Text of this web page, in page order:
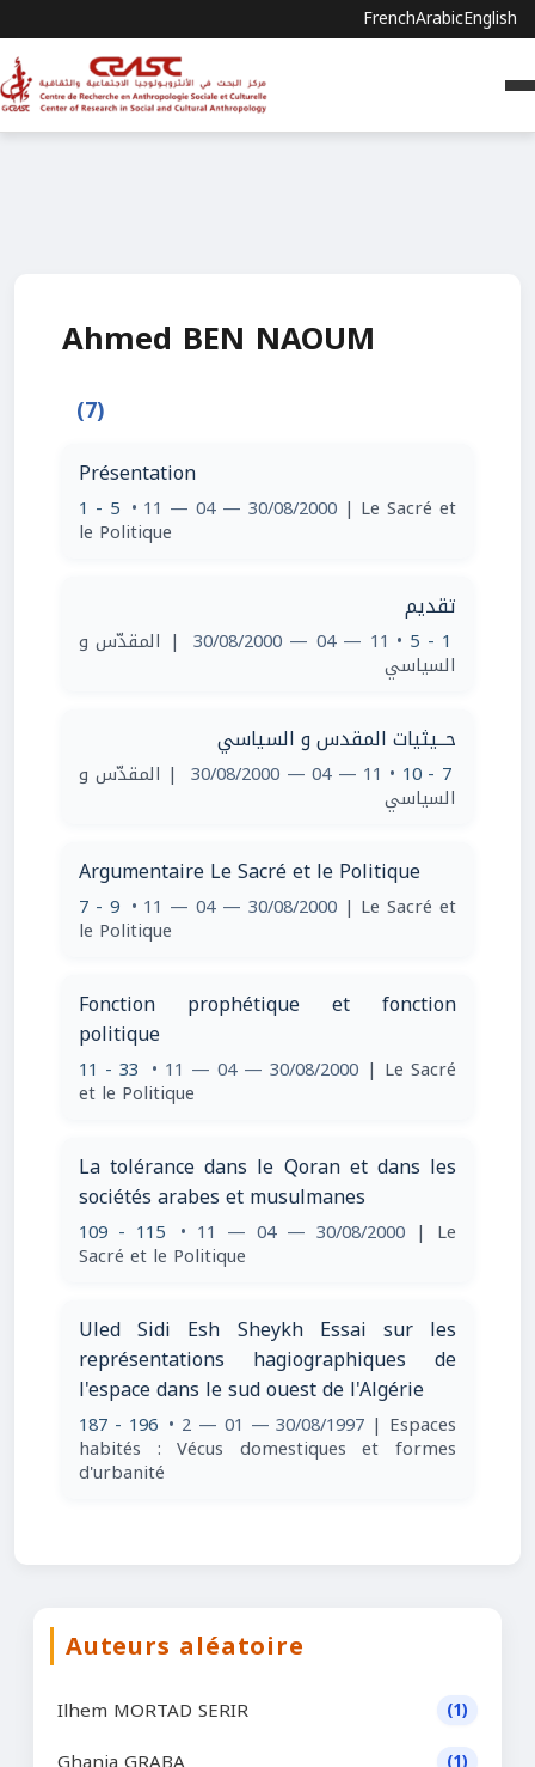
FrenchArabicEnglish
Ahmed BEN NAOUM
(7)
Présentation
1 - 5 • 11 — 04 — 30/08/2000 | Le Sacré et
le Politique
تقديم
1 - 5
• 11 — 04 — 30/08/2000 | المقدّس و
السياسي
حــيثيات المقدس و السياسي
7 - 10
• 11 — 04 — 30/08/2000 | المقدّس و
السياسي
Argumentaire Le Sacré et le Politique
7 - 9 • 11 — 04 — 30/08/2000 | Le Sacré et
le Politique
Fonction prophétique et fonction
politique
11 - 33 • 11 — 04 — 30/08/2000 | Le Sacré
et le Politique
La tolérance dans le Qoran et dans les
sociétés arabes et musulmanes
109 - 115 • 11 — 04 — 30/08/2000 | Le
Sacré et le Politique
Uled Sidi Esh Sheykh Essai sur les
représentations hagiographiques de
l'espace dans le sud ouest de l'Algérie
187 - 196 • 2 — 01 — 30/08/1997 | Espaces
habités : Vécus domestiques et formes
d'urbanité
Auteurs aléatoire
Ilhem MORTAD SERIR (1)